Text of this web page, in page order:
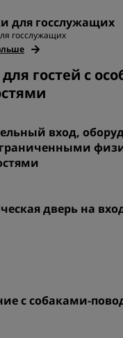
для госслужащих
госслужащих
гостей с
вход,
дверь на
с собаками-